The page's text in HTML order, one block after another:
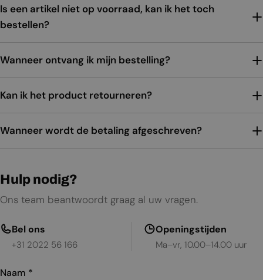
Is een artikel niet op voorraad, kan ik het toch
bestellen?
Wanneer ontvang ik mijn bestelling?
Kan ik het product retourneren?
Wanneer wordt de betaling afgeschreven?
Hulp nodig?
Ons team beantwoordt graag al uw vragen.
Bel ons
+31 2022 56 166
Openingstijden
Ma–vr, 10.00–14.00 uur
Naam *